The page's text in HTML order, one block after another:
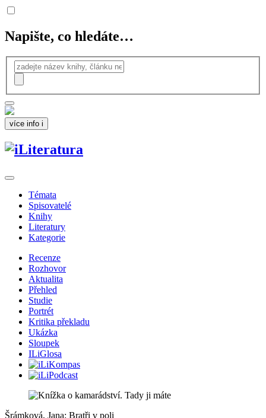
Napište, co hledáte…
více info i
Témata
Spisovatelé
Knihy
Literatury
Kategorie
Recenze
Rozhovor
Aktualita
Přehled
Studie
Portrét
Kritika překladu
Ukázka
Sloupek
ILiGlosa
Šrámková, Jana: Bratři v poli